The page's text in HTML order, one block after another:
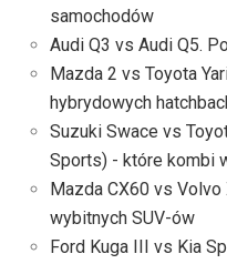
samochodów
Audi Q3 vs Audi Q5.
Mazda 2 vs Toyota
hybrydowych
Suzuki Swace vs
Sports) - które kombi
Mazda CX60 vs
wybitnych SUV-ów
Ford Kuga III vs Kia